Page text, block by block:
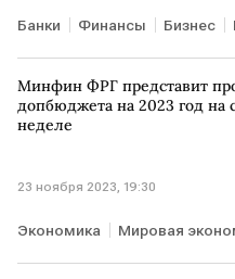
Банки Финансы Бизнес
Экономика
МУРМАНСК арктическая
Минфин ФРГ представит
допбюджета на 2023 год
неделе
23 ноября 2023, 19:30
Экономика Мировая
ФРГ Минфин ФРГ